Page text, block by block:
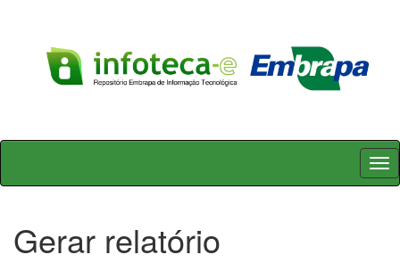
Skip
Gerar relatório